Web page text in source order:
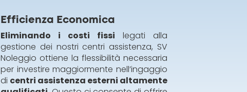
Efficienza Economica
Eliminando i costi fissi legati alla
gestione dei nostri centri assistenza, SV
Noleggio ottiene la flessibilità necessaria
per investire maggiormente nell’ingaggio
di centri assistenza esterni altamente